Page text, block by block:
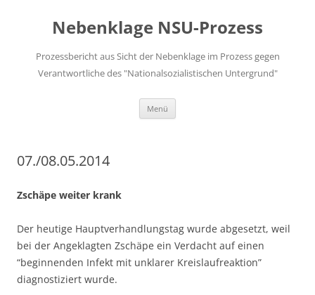
springenNebenklage NSU-Prozess
Prozessbericht aus Sicht der Nebenklage im Prozess gegen
Verantwortliche des "Nationalsozialistischen Untergrund"
Menü
07./08.05.2014
Zschäpe weiter krank
Der heutige Hauptverhandlungstag wurde abgesetzt, weil
bei der Angeklagten Zschäpe ein Verdacht auf einen
“beginnenden Infekt mit unklarer Kreislaufreaktion”
diagnostiziert wurde.